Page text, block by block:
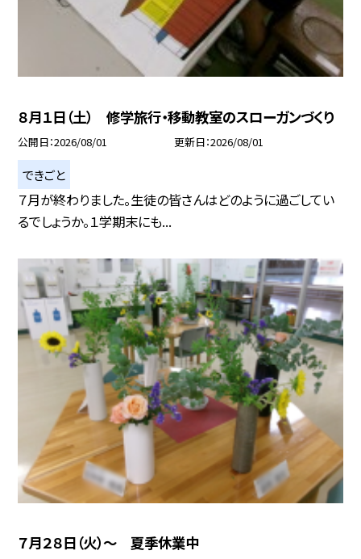
８月１日（土） 修学旅行・移動教室のスローガンづくり
公開日 2026/08/01 更新日 2026/08/01
できごと
７月が終わりました。生徒の皆さんはどのように過ごしてい
るでしょうか。１学期末にも...
７月２８日（火）～ 夏季休業中